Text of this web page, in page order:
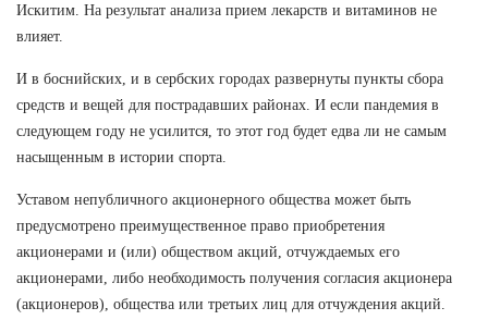
Искитим. На результат анализа прием лекарств и витаминов не
влияет.
И в боснийских, и в сербских городах развернуты пункты сбора
средств и вещей для пострадавших районах. И если пандемия в
следующем году не усилится, то этот год будет едва ли не самым
насыщенным в истории спорта.
Уставом непубличного акционерного общества может быть
предусмотрено преимущественное право приобретения
акционерами и (или) обществом акций, отчуждаемых его
акционерами, либо необходимость получения согласия акционера
(акционеров), общества или третьих лиц для отчуждения акций.